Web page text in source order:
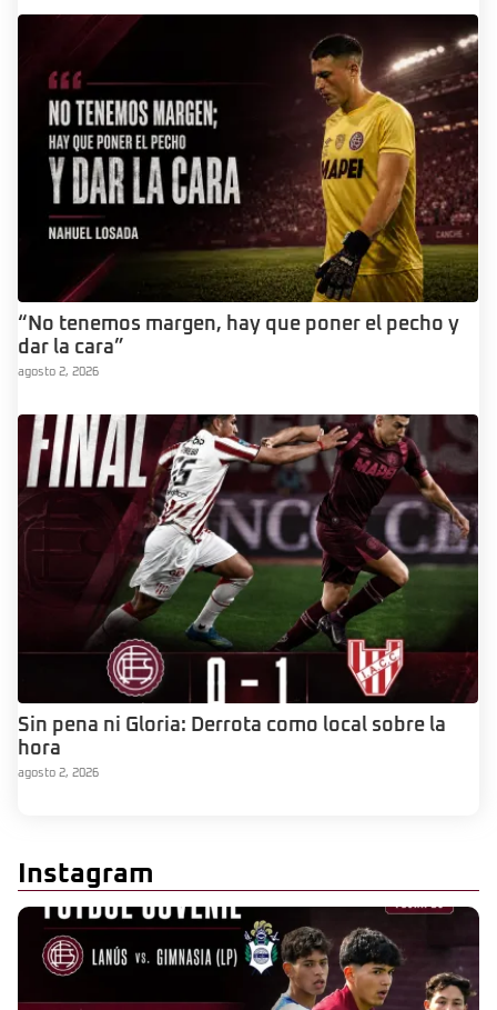
“No tenemos margen, hay que poner el pecho y
dar la cara”
agosto 2, 2026
Sin pena ni Gloria: Derrota como local sobre la
hora
agosto 2, 2026
Instagram